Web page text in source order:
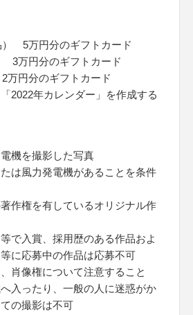
） 5万円分のギフトカード
3万円分のギフトカード
円分のギフトカード
2022年カレンダー」を作成する
機を撮影した写真
は風力発電機があることを条件
作権を有しているオリジナル作
で入賞、採用歴のある作品およ
に応募中の作品は応募不可
肖像権について注意すること
入ったり、一般の人に迷惑がか
の撮影は不可